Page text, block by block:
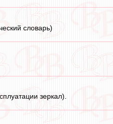
словарь)
зеркал).